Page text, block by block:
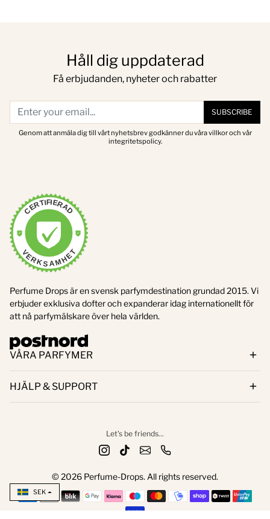
Håll dig uppdaterad
Få erbjudanden, nyheter och rabatter
SUBSCRIBE
Genom att anmäla dig till vårt nyhetsbrev godkänner du våra villkor och vår
integritetspolicy.
CERTIFIERAD
VERIFIERAD
VERKSAMHET
8/6/2026
Perfume Drops är en svensk parfymdestination grundad 2015. Vi
erbjuder exklusiva dofter och expanderar idag internationellt för
att nå parfymälskare över hela världen.
VÅRA PARFYMER
HJÄLP & SUPPORT
Let's be friends...
© 2026 Perfume-Drops. All rights reserved.
Payment methods
SEK